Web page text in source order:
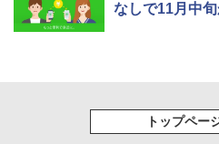
なしで11月中旬
トップペー